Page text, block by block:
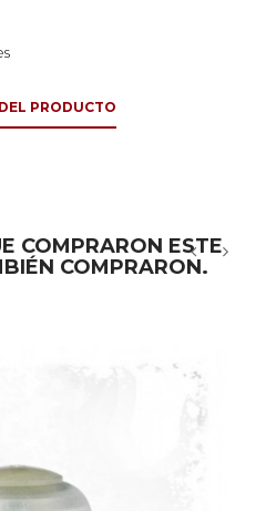
PRODUCTO
COMPRARON ESTE
COMPRARON.